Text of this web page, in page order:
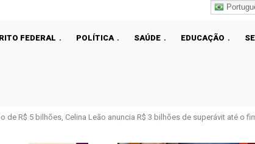
FEDERAL POLÍTICA SAÚDE EDUCAÇÃO
de R$ 5 bilhões, Celina Leão anuncia R$ 3 bilhões de superávit até o